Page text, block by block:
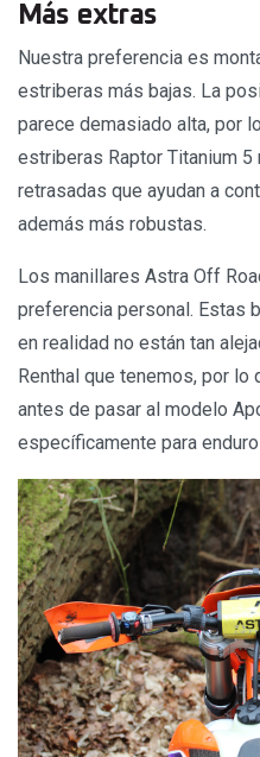
Más extras
Nuestra preferencia es
estriberas más bajas. La
parece demasiado alta, por
estriberas Raptor Titanium
retrasadas que ayudan a
además más robustas.
Los manillares Astra Off
preferencia personal. Estas
en realidad no están tan
Renthal que tenemos, por
antes de pasar al modelo
específicamente para